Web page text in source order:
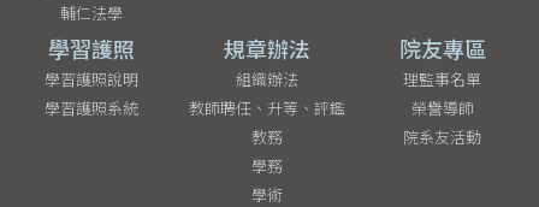
輔仁法學
學習護照
學習護照說明
學習護照系統
規章辦法
組織辦法
教師聘任、升等、評鑑
教務
學務
學術
院友專區
理監事名單
榮譽導師
院系友活動